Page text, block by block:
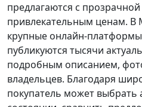
предлагаются с
привлекательным ценам. В
крупные онлайн-
публикуются тысячи
подробным описанием,
владельцев. Благодаря
покупатель может